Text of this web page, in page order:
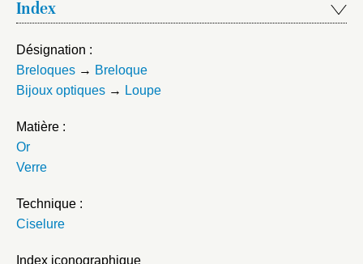
Index
Désignation :
Breloques → Breloque
Bijoux optiques → Loupe
Matière :
Or
Verre
Technique :
Ciselure
Index iconographique